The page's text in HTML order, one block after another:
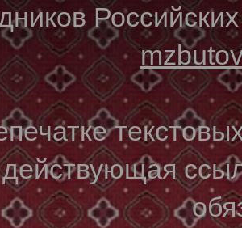
действующая